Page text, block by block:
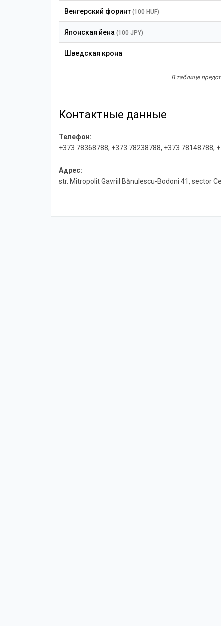
Венгерский форинт (100 HUF)
Японская йена (100 JPY)
Шведская крона
В таблице
Контактные данные
Телефон:
+373 78368788, +373 78238788, +373 78148788,
Адрес:
str. Mitropolit Gavriil Bănulescu-Bodoni 41, sector